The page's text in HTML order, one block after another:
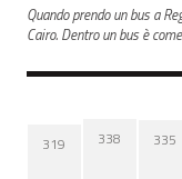
Quando prendo un bus a
Cairo. Dentro un bus è
319 338 335